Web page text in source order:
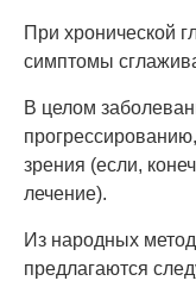
При хронической
симптомы
В целом
зрения (если,
лечение).
Из народных
предлагаются